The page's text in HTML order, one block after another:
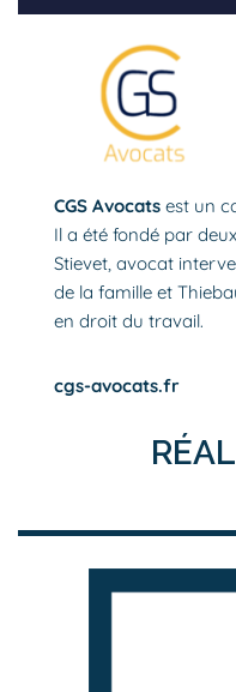
CGS Avocats est un
Il a été fondé par
Stievet, avocat
de la famille et
en droit du travail.
cgs-avocats.fr